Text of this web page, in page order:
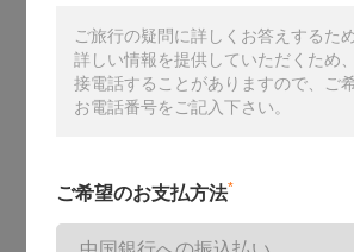
ご旅行の疑問に詳しくお答えするた
詳しい情報を提供していただくため
接電話することがありますので、ご
お電話番号をご記入下さい。
ご希望のお支払方法*